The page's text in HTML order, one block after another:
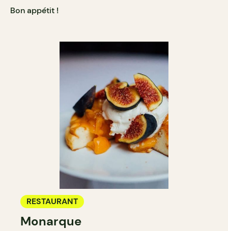
Bon appétit !
RESTAURANT
Monarque